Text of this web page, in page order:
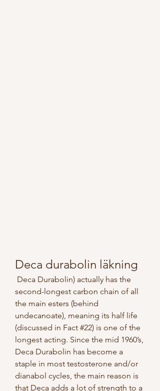
Deca durabolin läkning
second-longest carbon chain of all
the main esters (behind
undecanoate), meaning its half life
(discussed in Fact #22) is one of the
longest acting. Since the mid 1960’s,
Deca Durabolin has become a
staple in most testosterone and/or
dianabol cycles, the main reason is
that Deca adds a lot of strength to a